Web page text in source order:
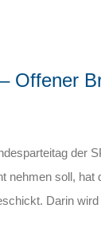
Offener
der
nehmen soll,
Darin